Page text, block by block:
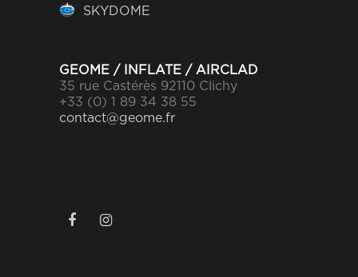
SKYDOME
GEOME / INFLATE / AIRCLAD
35 rue Castérès 92110 Clichy
+33 (0) 1 89 34 38 55
contact@geome.fr